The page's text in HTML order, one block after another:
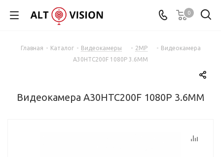
0
Главная - Каталог - Видеокамеры - 2MP - Видеокамера
A30HTC200F 1080P 3.6MM
Видеокамера A30HTC200F 1080P 3.6MM